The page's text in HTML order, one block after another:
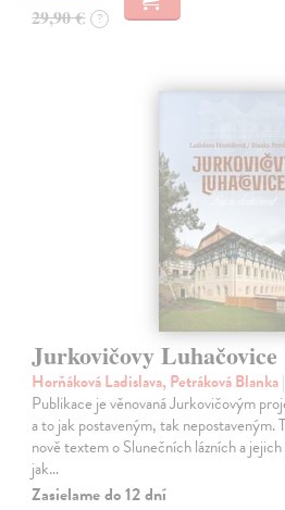
29,90 € ?
Jurkovičovy Luhačovice
Horňáková Ladislava, Petráková Blanka
Publikace je věnovaná Jurkovičovým
a to jak postaveným, tak nepostaveným.
nově textem o Slunečních lázních a
jak…
Zasielame do 12 dní